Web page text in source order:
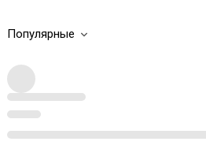
Популярные